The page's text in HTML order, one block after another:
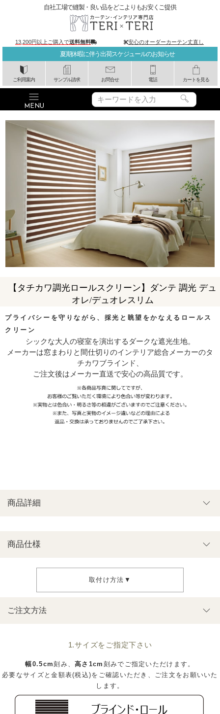
夏期休暇に伴う出荷スケジュールのお知らせ
ご利用案内 サンプル請求 お問合せ 電話 カートを見る
自社工場で縫製・良い品をどこよりもお安くご提供
13,200円以上ご購入で送料無料 安心のオーダーカーテン丈直し
プライバシーを守りながら、採光と眺望をかなえるロールス
クリーン
【タチカワ調光ロールスクリーン】ダンテ 調光 デュ
オレ/デュオレスリム
シックな大人の寝室を演出するダークな遮光生地。
メーカーは窓まわりと間仕切りのインテリア総合メーカーのタ
チカワブラインド、
ご注文後はメーカー直送で安心の高品質です。
ご注文方法
1.サイズをご指定下さい
幅0.5cm刻み、高さ1cm 刻みでご指定いただけます。
必要なサイズと金額表(税込)をご確認いただき、ご注文をお願いいた
します。
商品詳細
商品仕様
取付け方法▼